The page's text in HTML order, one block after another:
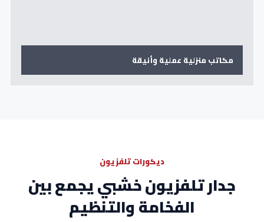
مكاتب منزلية عملية وأنيقة
ديكورات تلفزيون
جدار تلفزيون خشبي يجمع بين
الفخامة والتنظيم